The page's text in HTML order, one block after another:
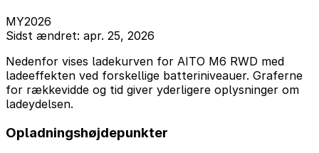
MY2026
Sidst ændret: apr. 25, 2026
Nedenfor vises ladekurven for AITO M6 RWD med
ladeeffekten ved forskellige batteriniveauer. Graferne
for rækkevidde og tid giver yderligere oplysninger om
ladeydelsen.
Opladningshøjdepunkter